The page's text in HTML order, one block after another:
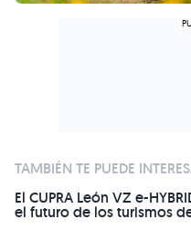
TAMBIÉN TE PUEDE
El CUPRA León VZ e-
el futuro de los turismos